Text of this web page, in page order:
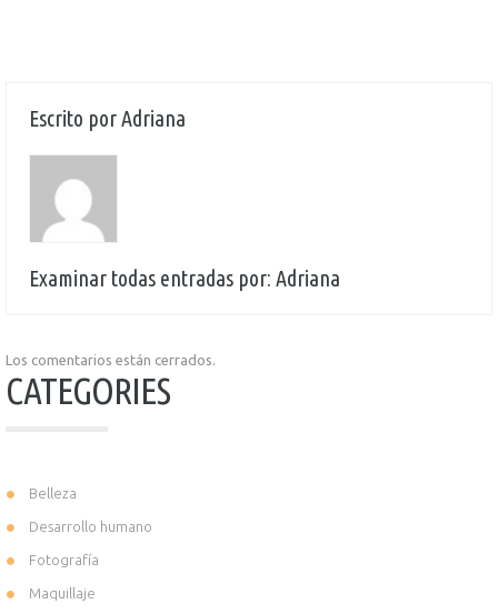
Escrito porAdriana
Examinar todas entradas por: Adriana
Los comentarios están cerrados.
CATEGORIES
Belleza
Desarrollo humano
Fotografía
Maquillaje